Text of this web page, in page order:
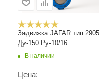
Задвижка JAFAR тип 2905
Ду-150 Ру-10/16
В наличии
Цена: